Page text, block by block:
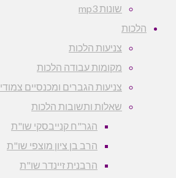
שונות mp3
הלכות
צניעות הלכות
מקומות עבודה הלכות
צניעות הגברים ומכנסיים
שאלות ותשובות הלכות
הגר"ח קנייבסקי שו"ת
הרב בן ציון מוצפי שו"ת
הרבנית זיינדר שו"ת